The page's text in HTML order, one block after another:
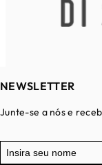
NEWSLETTER
Junte-se a nós e